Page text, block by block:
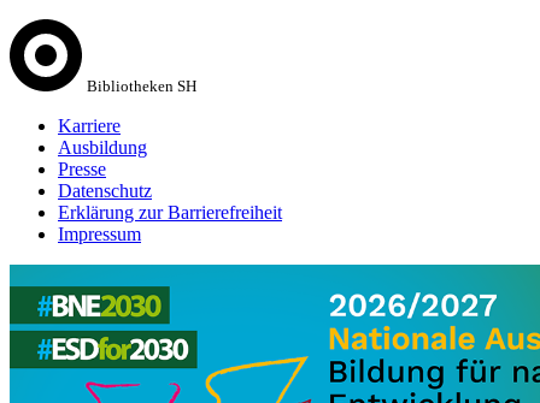
Bibliotheken SH
Karriere
Ausbildung
Presse
Datenschutz
Erklärung zur Barrierefreiheit
Impressum